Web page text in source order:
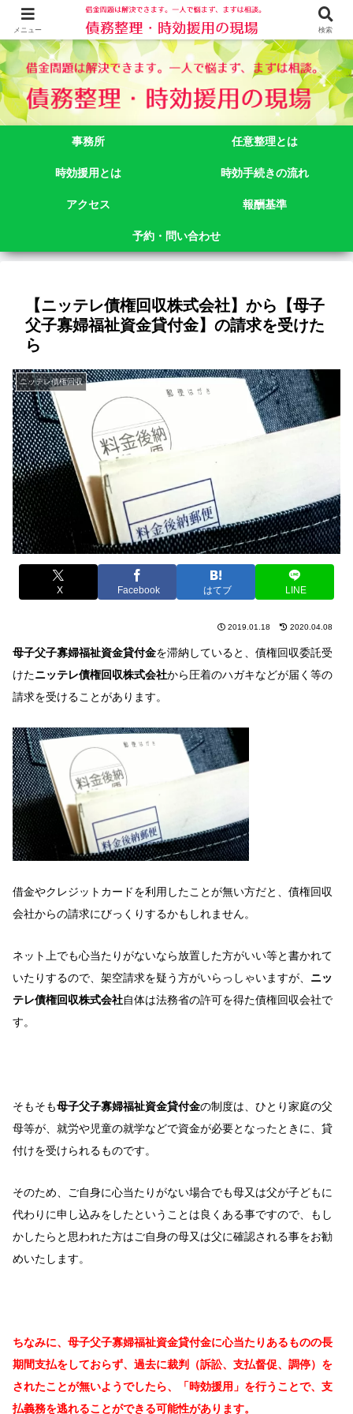
借金問題でお悩みなら司法書士法人御苑総合事務所にご相談下さい。 東京都
新宿区新宿二丁目５番１号アルテビル新宿４階 TEL:03-3356-3750
事務所 任意整理とは
時効援用とは 時効手続きの流れ
アクセス 報酬基準
予約・問い合わせ
【ニッテレ債権回収株式会社】から【母子
父子寡婦福祉資金貸付金】の請求を受けた
ら
ニッテレ債権回収
X Facebook はてブ LINE
2019.01.18 2020.04.08
母子父子寡婦福祉資金貸付金を滞納していると、債権回収委託受
けたニッテレ債権回収株式会社から圧着のハガキなどが届く等の
請求を受けることがあります。
借金やクレジットカードを利用したことが無い方だと、債権回収
会社からの請求にびっくりするかもしれません。
ネット上でも心当たりがないなら放置した方がいい等と書かれて
いたりするので、架空請求を疑う方がいらっしゃいますが、 ニッ
テレ債権回収株式会社自体は法務省の許可を得た債権回収会社で
す。
そもそも母子父子寡婦福祉資金貸付金の制度は、ひとり家庭の父
母等が、就労や児童の就学などで資金が必要となったときに、貸
付けを受けられるものです。
そのため、ご自身に心当たりがない場合でも母又は父が子どもに
代わりに申し込みをしたということは良くある事ですので、もし
かしたらと思われた方はご自身の母又は父に確認される事をお勧
めいたします。
ちなみに、母子父子寡婦福祉資金貸付金に心当たりあるものの長
期間支払をしておらず、過去に裁判（訴訟、支払督促、調停）を
されたことが無いようでしたら、「時効援用」を行うことで、支
払義務を逃れることができる可能性があります。
メニュー 検索